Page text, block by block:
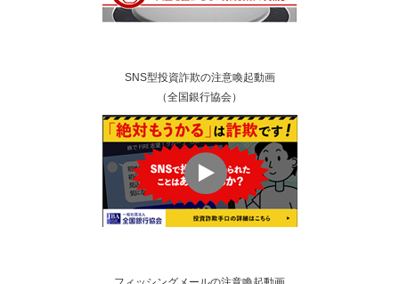
SNS型投資詐欺の注意喚起動画
（全国銀行協会）